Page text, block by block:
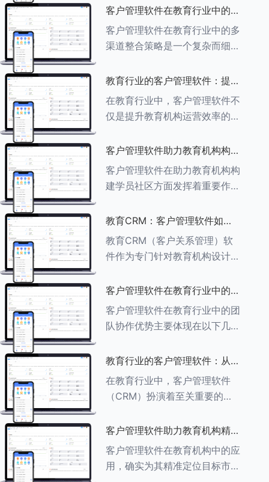
家长、教师及其他相关方的互
动，对教育机构实现可持续发展
具有重要意义。以下是教育
CRM如何助力教育
客户管理软件在教育行业中的多
渠道整合策略
客户管理软件在教育行业中的多
渠道整合策略是一个复杂而细致
多种渠道，提升教育机构的市场
竞争力、客户满意度和运营效
率。以下是对这一策略的具体分
析： ###
教育行业的客户管理软件：提升
家长参与度的关键
在教育行业中，客户管理软件不
仅是提升教育机构运营效率的重
促进家校合作的关键。以下将详
细探讨如何通过教育行业的客户
管理软件来提升家长的参与度。
###
客户管理软件助力教育机构构建
学员社区
客户管理软件在助力教育机构构
建学员社区方面发挥着重要作
述其助力作用： ###一、学员
信息管理 客户管理软件具备强
大的学员信息管理功能，能够集
中存储
教育CRM：客户管理软件如何
增强教育品牌影响力
教育CRM（客户关系管理）软
件作为专门针对教育机构设计的
影响力方面发挥着重要作用。以
下详细分析教育CRM软件如何
助力提升教育品牌影响力：
###一、
客户管理软件在教育行业中的团
队协作优势
客户管理软件在教育行业中的团
队协作优势主要体现在以下几个
与共享 客户管理软件作为强大
的信息存储库，能够整合并记录
学生的基本信息（如姓名、年
龄、联
教育行业的客户管理软件：从招
生到毕业的全方位管理
在教育行业中，客户管理软件
（CRM）扮演着至关重要的角
全方位管理，提升教育机构的管
理效率和学员满意度。以下是一
些适合教育行业的CRM软件及
其功能特点：
客户管理软件助力教育机构精准
定位目标市场
客户管理软件在教育机构中的应
用，确实为其精准定位目标市场